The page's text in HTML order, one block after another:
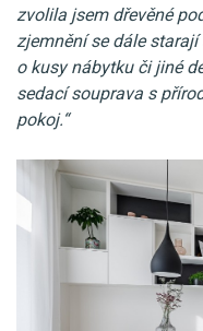
zvolila jsem dřevěné
zjemnění se dále
o kusy nábytku či jiné
sedací souprava s
pokoj.“